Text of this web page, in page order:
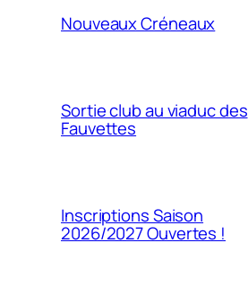
Nouveaux Créneaux
Sortie club au viaduc des
Fauvettes
Inscriptions Saison
2026/2027 Ouvertes !